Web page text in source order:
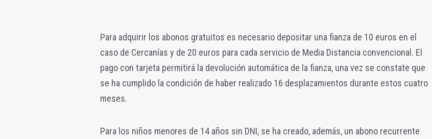
Para adquirir los abonos gratuitos es necesario depositar una fianza de 10 euros en el
caso de Cercanías y de 20 euros para cada servicio de Media Distancia convencional. El
pago con tarjeta permitirá la devolución automática de la fianza, una vez se constate que
se ha cumplido la condición de haber realizado 16 desplazamientos durante estos cuatro
meses.
Para los niños menores de 14 años sin DNI, se ha creado, además, un abono recurrente